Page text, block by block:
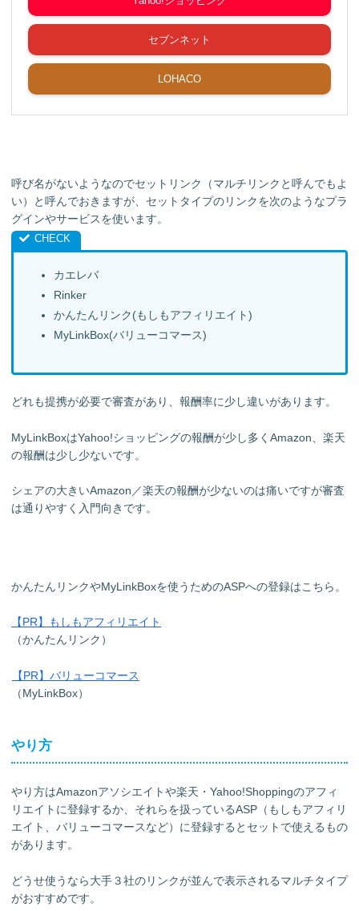
セブンネット
LOHACO
呼び名がないようなのでセットリンク（マルチリンクと呼んでもよ
い）と呼んでおきますが、セットタイプのリンクを次のようなプラ
グインやサービスを使います。
カエレバ
Rinker
かんたんリンク(もしもアフィリエイト)
MyLinkBox(バリューコマース)
どれも提携が必要で審査があり、報酬率に少し違いがあります。
MyLinkBoxはYahoo!ショッピングの報酬が少し多くAmazon、楽天
の報酬は少し少ないです。
シェアの大きいAmazon／楽天の報酬が少ないのは痛いですが審査
は通りやすく入門向きです。
かんたんリンクやMyLinkBoxを使うためのASPへの登録はこちら。
【PR】もしもアフィリエイト
（かんたんリンク）
【PR】バリューコマース
（MyLinkBox）
やり方
やり方はAmazonアソシエイトや楽天・Yahoo!Shoppingのアフィ
リエイトに登録するか、それらを扱っているASP（もしもアフィリ
エイト、バリューコマースなど）に登録するとセットで使えるもの
があります。
どうせ使うなら大手３社のリンクが並んで表示されるマルチタイプ
がおすすめです。